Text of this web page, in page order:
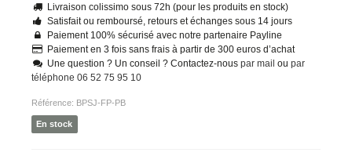
Livraison colissimo sous 72h (pour les produits en stock)
Satisfait ou remboursé, retours et échanges sous 14 jours
Paiement 100% sécurisé avec notre partenaire Payline
Paiement en 3 fois sans frais à partir de 300 euros d’achat
Une question ? Un conseil ? Contactez-nous par mail ou par
téléphone 06 52 75 95 10
Référence: BPSJ-FP-PB
En stock